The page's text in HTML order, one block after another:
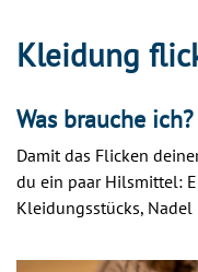
Kleidung
Was brauche ich?
Damit das Flicken
du ein paar Hilsmittel:
Kleidungsstücks, Nadel